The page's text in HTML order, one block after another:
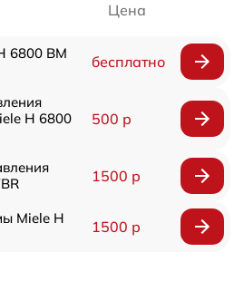
Цена
6800 BM
бесплатно
H 6800
500 р
1500 р
Miele H
1500 р